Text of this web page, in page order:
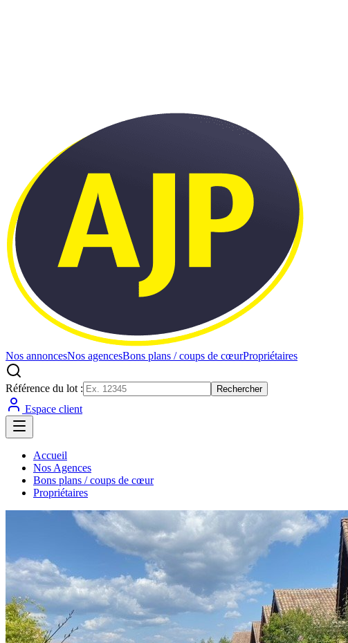
Nos annoncesNos agencesBons plans / coups de cœurPropriétaires
Référence du lot : Rechercher
Espace client
Accueil
Nos Agences
Bons plans / coups de cœur
Propriétaires